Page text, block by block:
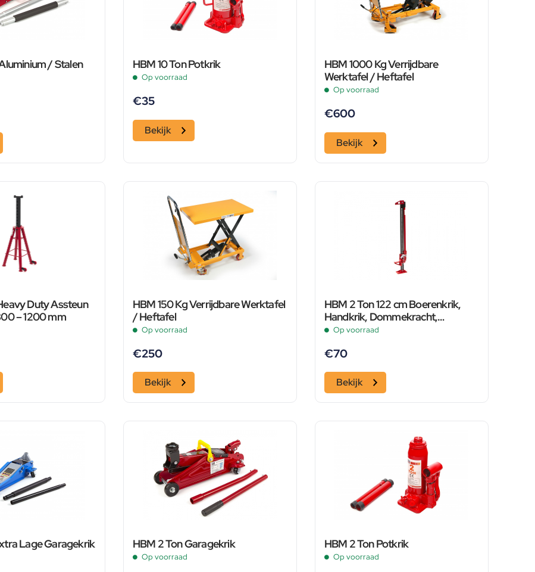
/ Stalen
HBM 10 Ton Potkrik
Op voorraad
€35
Bekijk
HBM 1000 Kg Verrijdbare
Werktafel / Heftafel
Op voorraad
€600
Bekijk
Duty Assteun
– 1200 mm
HBM 150 Kg Verrijdbare Werktafel
/ Heftafel
Op voorraad
€250
Bekijk
HBM 2 Ton 122 cm Boerenkrik,
Handkrik, Dommekracht,
Kelderwinch
Op voorraad
€70
Bekijk
Lage Garagekrik HBM 2 Ton Garagekrik
Op voorraad
HBM 2 Ton Potkrik
Op voorraad